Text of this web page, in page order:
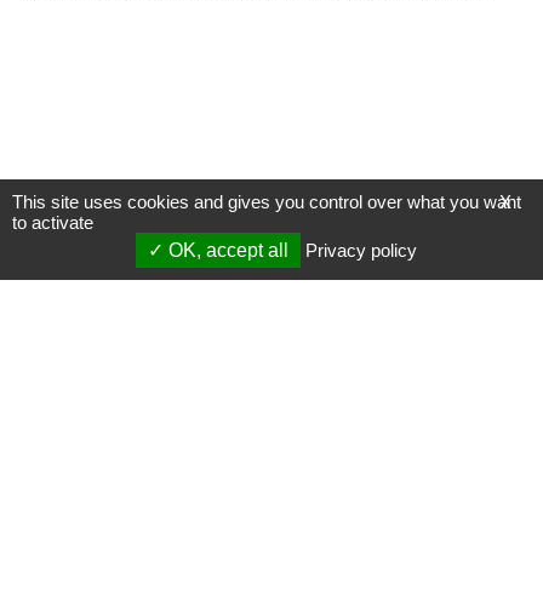
X
This site uses cookies and gives you control over what you want
to activate
OK, accept all
Privacy policy